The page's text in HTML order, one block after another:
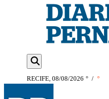
RECIFE, 08/08/2026 ° / °